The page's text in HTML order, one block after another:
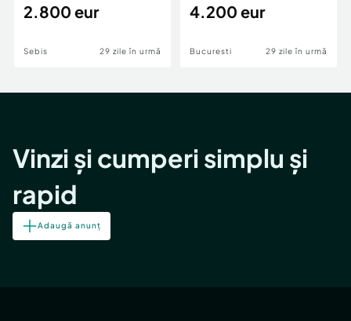
2.800 eur
Sebis 29 zile în urmă
110 Break eco²
4.200 eur
Bucuresti 29 zile în urmă
Vinzi și cumperi simplu și
rapid
Adaugă anunț